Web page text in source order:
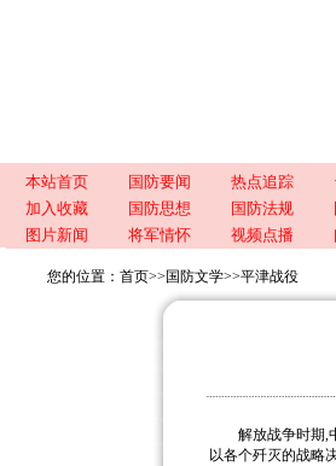
本站首页 国防要闻 热点追踪
加入收藏
国防思想 国防法规
图片新闻
将军情怀 视频点播
您的位置： 首页>> 国防文学>>平津战役
解放战争时期,中
以各个歼灭的战略